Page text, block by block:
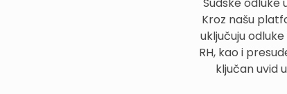
Kroz našu
uključuju
RH, kao i
ključan uvid